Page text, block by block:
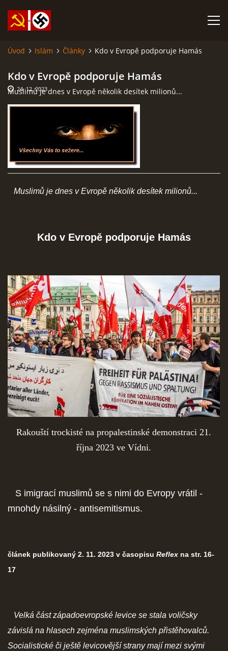
ISLÁM
ANARCHISMUS A NEOMARXISMUS
KOMUNISMUS
NACIONÁLNÍ SOCIALISMUS
© 2026 eStránky.cz |RSS
Úvod Islám Články Kdo v Evropě podporuje Hamás
Kdo v Evropě podporuje Hamás
Muslimů je dnes v Evropě několik desítek milionů...
24. 12. 2023
Muslimů je dnes v Evropě několik desítek milionů...
Kdo v Evropě podporuje Hamás
Rakouští trockisté na propalestinské demonstraci 21.
října 2023 ve Vídni.
S imigrací muslimů se s nimi do Evropy vrátil -
mnohdy násilný - antisemitismus.
článek publikovaný 2. 11. 2023 v časopisu Reflex na str. 16-
17
Velká část západoevropské levice se stala voličsky
závislá na hlasech zejména muslimských přistěhovalců.
Socialistické či ještě levicovější strany mají mezi svými